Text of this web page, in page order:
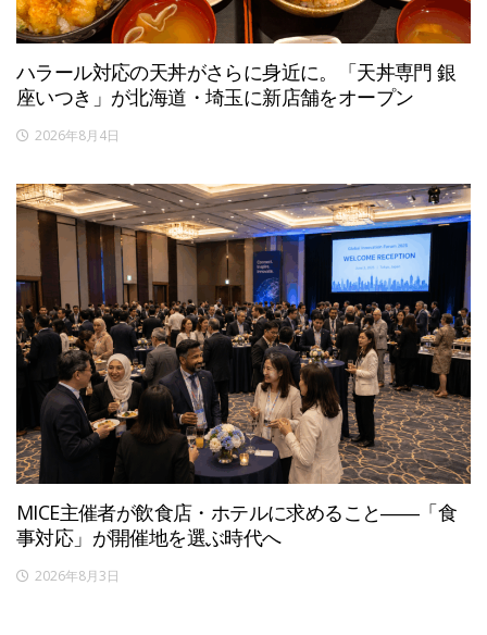
ハラール対応の天丼がさらに身近に。「天丼専門 銀
座いつき」が北海道・埼玉に新店舗をオープン
2026年8月4日
MICE主催者が飲食店・ホテルに求めること――「食
事対応」が開催地を選ぶ時代へ
2026年8月3日